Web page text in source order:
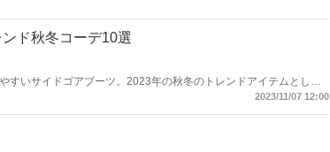
ド秋冬コーデ10選
すいサイドゴアブーツ。2023年の秋冬のトレンドアイテムとし
で今回はサイドゴアブーツにおすすめのトレンド秋冬コーデをご紹
2023/11/07 12:00